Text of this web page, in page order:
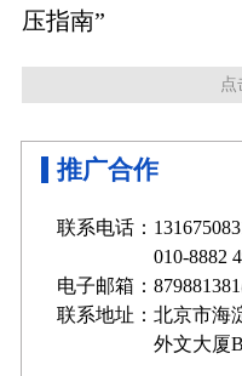
压指南”
点
推广合作
联系电话：
010-8882
电子邮箱：
联系地址：北京市海
外文大厦B